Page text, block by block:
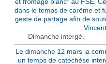
dans le temps de carême et
geste de partage afin de
Dimanche
Le dimanche 12 mars la
un temps de catéchèse